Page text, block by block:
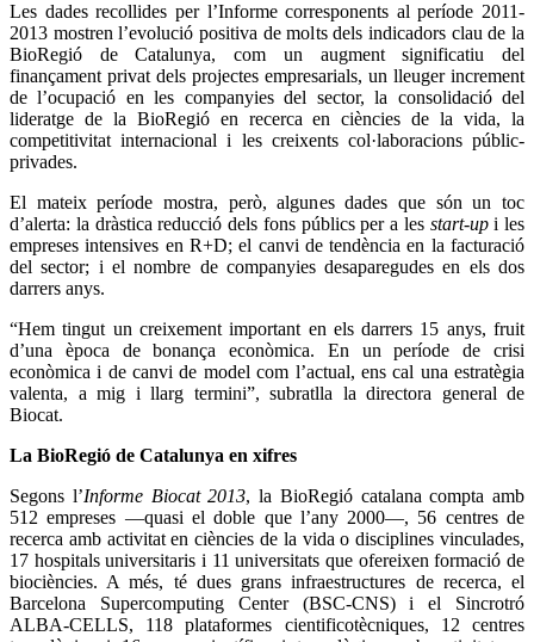
Les dades recollides per l’Informe corresponents al període 2011-
2013 mostren l’evolució positiva de molts dels indicadors clau de la
BioRegió de Catalunya, com un augment significatiu del
finançament privat dels projectes empresarials, un lleuger increment
de l’ocupació en les companyies del sector, la consolidació del
lideratge de la BioRegió en recerca en ciències de la vida, la
competitivitat internacional i les creixents col·laboracions públic-
privades.
El mateix període mostra, però, algunes dades que són un toc
d’alerta: la dràstica reducció dels fons públics per a les start-upi les
empreses intensives en R+D; el canvi de tendència en la facturació
del sector; i el nombre de companyies desaparegudes en els dos
darrers anys.
“Hem tingut un creixement important en els darrers 15 anys, fruit
d’una època de bonança econòmica. En un període de crisi
econòmica i de canvi de model com l’actual, ens cal una estratègia
valenta, a mig i llarg termini”, subratlla la directora general de
Biocat.
La BioRegió de Catalunya en xifres
Segons l’Informe Biocat 2013, la BioRegió catalana compta amb
512 empreses —quasi el doble que l’any 2000—, 56 centres de
recerca amb activitat en ciències de la vida o disciplines vinculades,
17 hospitals universitaris i 11 universitats que ofereixen formació de
biociències. A més, té dues grans infraestructures de recerca, el
Barcelona Supercomputing Center (BSC-CNS) i el Sincrotró
ALBA-CELLS, 118 plataformes cientificotècniques, 12 centres